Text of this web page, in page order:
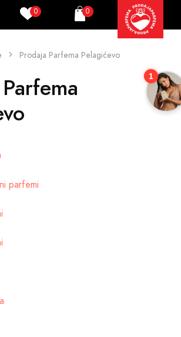
0 Korpa
0
Prodaja Parfema Pelagićevo
1